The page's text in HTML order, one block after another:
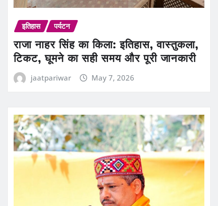
इतिहास पर्यटन
राजा नाहर सिंह का किला: इतिहास, वास्तुकला,
टिकट, घूमने का सही समय और पूरी जानकारी
jaatpariwar May 7, 2026